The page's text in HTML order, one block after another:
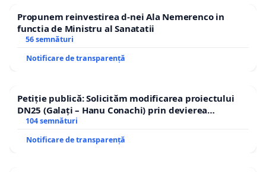
Propunem reinvestirea d-nei Ala Nemerenco in
functia de Ministru al Sanatatii
56 semnături
Notificare de transparență
Petiție publică: Solicităm modificarea proiectului
DN25 (Galați – Hanu Conachi) prin devierea
traseului în afara localităților!
104 semnături
Notificare de transparență